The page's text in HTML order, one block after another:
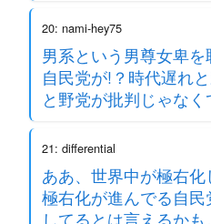
20: nami-hey75
男系という男尊女卑
自民党が!？時代遅れ
と野党が批判じゃなく
21: differential
ああ、世界中が極右
極右化が進んでる自
してるとは言えるかも。